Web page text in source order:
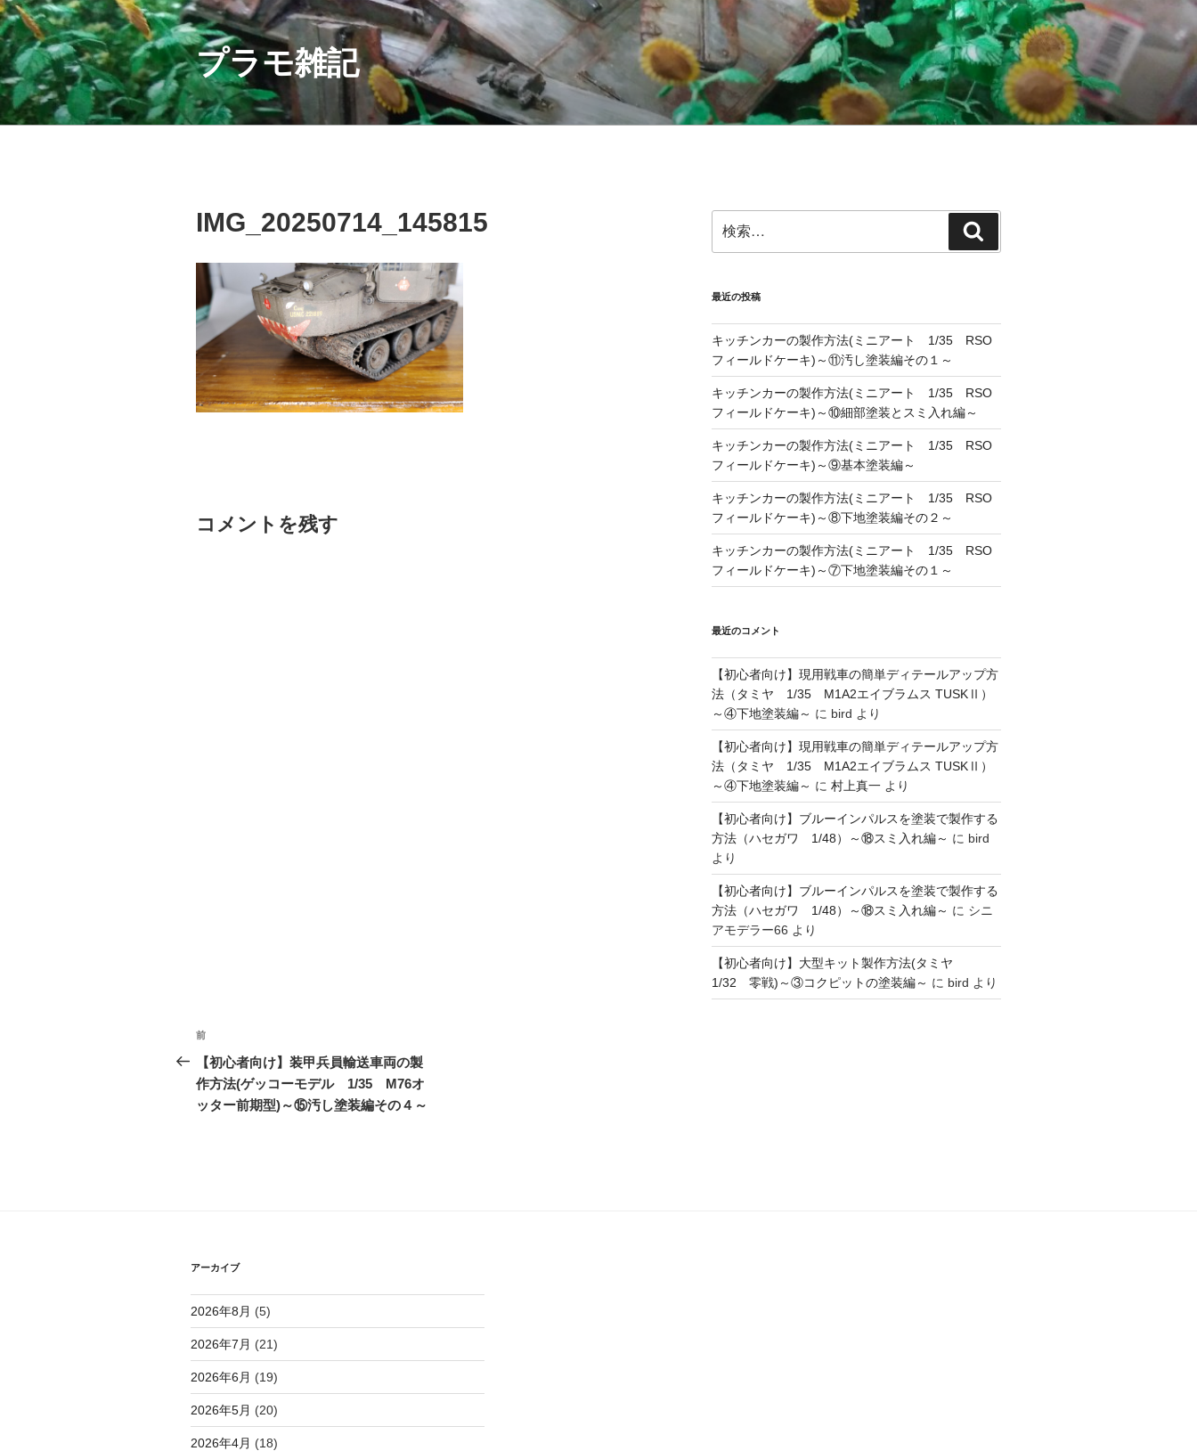
コ
ン
テ
ン
ツ
へ
プラモ雑記
IMG_20250714_145815
コメントを残す
投
稿
ナ
前
の
投
稿
前
【初心者向け】装甲兵員輸送車両の製
作方法(ゲッコーモデル 1/35 M76オ
ッター前期型)～⑮汚し塗装編その４～
索:
索
最近の投稿
キッチンカーの製作方法(ミニアート 1/35 RSO
フィールドケーキ)～⑪汚し塗装編その１～
キッチンカーの製作方法(ミニアート 1/35 RSO
フィールドケーキ)～⑩細部塗装とスミ入れ編～
キッチンカーの製作方法(ミニアート 1/35 RSO
フィールドケーキ)～⑨基本塗装編～
キッチンカーの製作方法(ミニアート 1/35 RSO
フィールドケーキ)～⑧下地塗装編その２～
キッチンカーの製作方法(ミニアート 1/35 RSO
フィールドケーキ)～⑦下地塗装編その１～
最近のコメント
【初心者向け】現用戦車の簡単ディテールアップ方
法（タミヤ 1/35 M1A2エイブラムス TUSKⅡ）
～④下地塗装編～ に bird より
【初心者向け】現用戦車の簡単ディテールアップ方
法（タミヤ 1/35 M1A2エイブラムス TUSKⅡ）
～④下地塗装編～ に 村上真一より
【初心者向け】ブルーインパルスを塗装で製作する
方法（ハセガワ 1/48）～⑱スミ入れ編～ に bird
より
【初心者向け】ブルーインパルスを塗装で製作する
方法（ハセガワ 1/48）～⑱スミ入れ編～ に シニ
アモデラー66 より
【初心者向け】大型キット製作方法(タミヤ
1/32 零戦)～③コクピットの塗装編～ に bird より
アーカイブ
2026年8月 (5)
2026年7月 (21)
2026年6月 (19)
2026年5月 (20)
2026年4月 (18)